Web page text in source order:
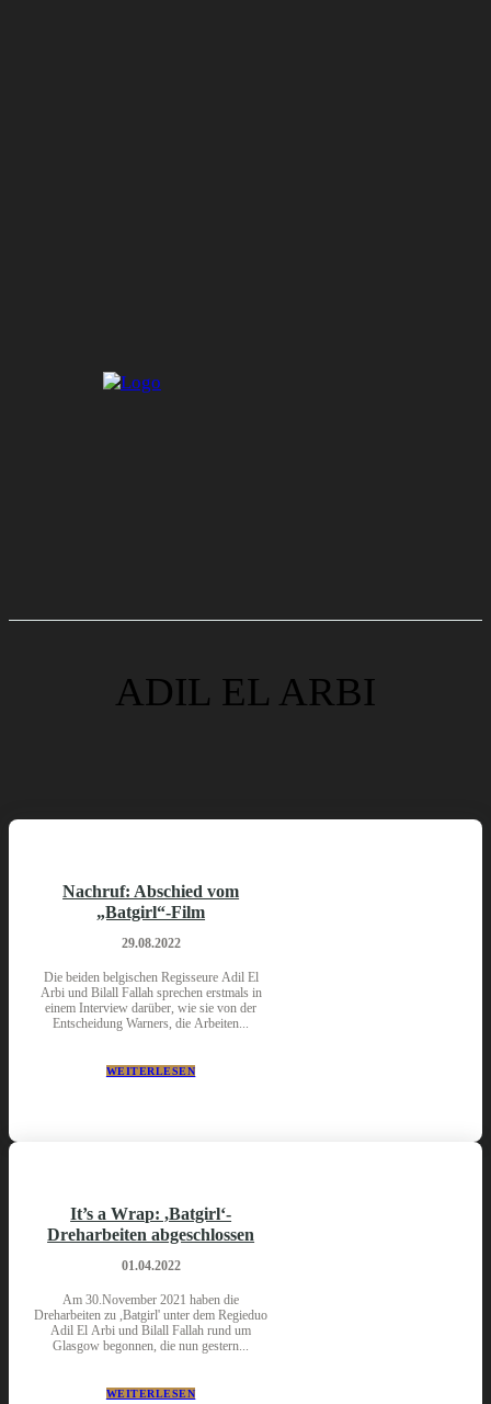
ADIL EL ARBI
Nachruf: Abschied vom
„Batgirl“-Film
29.08.2022
Die beiden belgischen Regisseure Adil El
Arbi und Bilall Fallah sprechen erstmals in
einem Interview darüber, wie sie von der
Entscheidung Warners, die Arbeiten...
WEITERLESEN
It’s a Wrap: ,Batgirl‘-
Dreharbeiten abgeschlossen
01.04.2022
Am 30.November 2021 haben die
Dreharbeiten zu ,Batgirl' unter dem Regieduo
Adil El Arbi und Bilall Fallah rund um
Glasgow begonnen, die nun gestern...
WEITERLESEN